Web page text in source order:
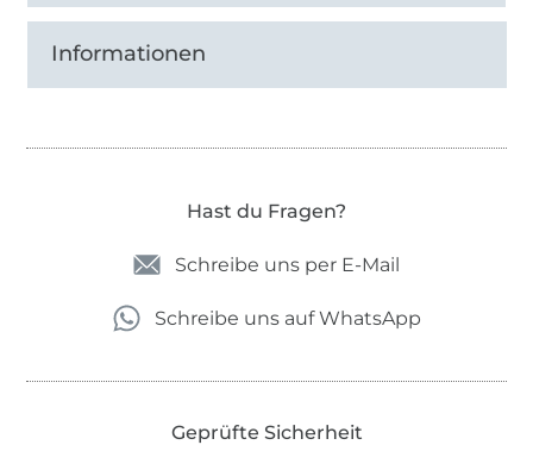
Informationen
Hast du Fragen?
Schreibe uns per E-Mail
Schreibe uns auf WhatsApp
Geprüfte Sicherheit